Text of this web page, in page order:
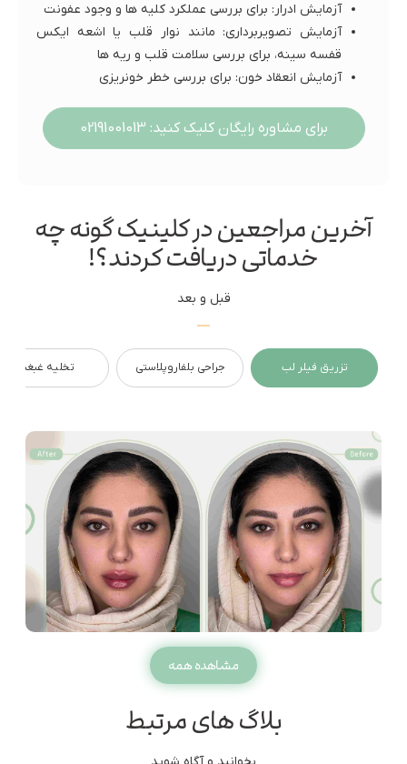
آزمایش ادرار: برای بررسی عملکرد کلیه ها و وجود عفونت
آزمایش تصویربرداری: مانند نوار قلب یا اشعه ایکس
قفسه سینه، برای بررسی سلامت قلب و ریه ها
آزمایش انعقاد خون: برای بررسی خطر خونریزی
برای مشاوره رایگان کلیک کنید: 02191001013
آخرین مراجعین در کلینیک گونه چه
خدماتی دریافت کردند؟!
قبل و بعد
تزریق فیلر لب جراحی بلفاروپلاستی تخلیه غبغب
مشاهده همه
بلاگ های مرتبط